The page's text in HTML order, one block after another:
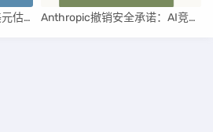
月之暗面：两年超100亿美元估值，K2.5引领AI新纪元 Anthropic撤销安全承诺：AI竞赛中的伦理与商业博弈